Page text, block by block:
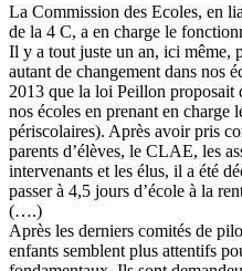
La Commission des Ecoles, en
de la 4 C, a en charge le
Il y a tout juste un an, ici même,
autant de changement dans nos
2013 que la loi Peillon proposait
nos écoles en prenant en charge
périscolaires). Après avoir pris
parents d’élèves, le CLAE, les
intervenants et les élus, il a été
passer à 4,5 jours d’école à la
(….)
Après les derniers comités de
enfants semblent plus attentifs